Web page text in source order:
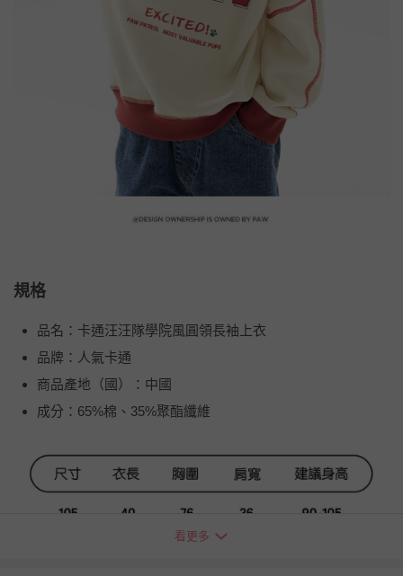
規格
品名：卡通汪汪隊學院風圓領長袖上衣
品牌：人氣卡通
商品產地（國）：中國
成分：65%棉、35%聚酯纖維
看更多